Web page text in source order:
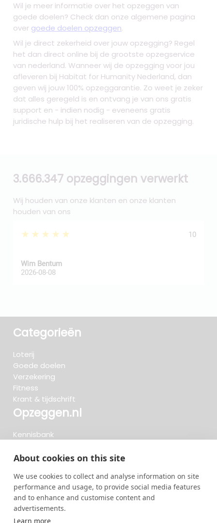
About cookies on this site
We use cookies to collect and analyse information on site
performance and usage, to provide social media features
and to enhance and customise content and
advertisements.
Learn more
Wil je meer informatie over het opzeggen van
goede doelen? Check dan onze algemene pagina
over goede doelen opzeggen.
Wil je direct zekerheid over jouw opzegging? Regel
het dan direct online bij de grootste opzegservice
van nederland. Wanneer wij de opzegging voor jou
afleveren bij Habitat for Humanity Nederland, dan
geven wij jouw 100% opzeggarantie. Zo weet je zeker
dat alles geregeld is en ontvang je van ons gratis
support en - indien nodig - eveneens gratis
juridische hulp bij het realiseren van de opzegging.
3.666.347 opzeggingen verwerkt
Wij houden van onze klanten en onze klanten
houden van ons
★★★★★ 10
Wim Bentum
2026-08-08
Categorieën
Loterij
Goede doelen
Verzekering
Fitness
Krant & tijdschrift
Opzeggen.nl
Kennisbank
Beoordelingen
Meteen opzeggen